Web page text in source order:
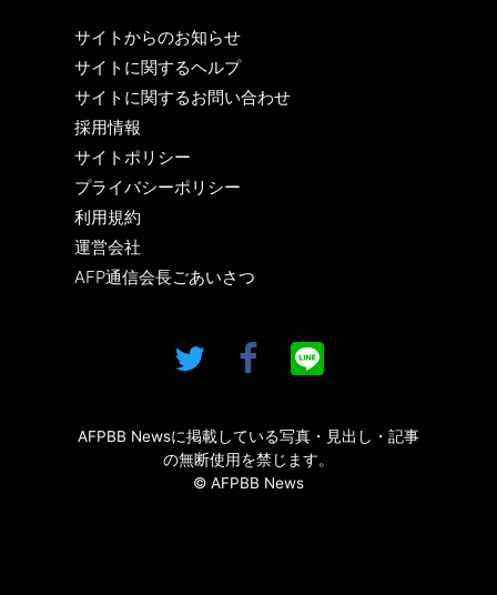
サイトからのお知らせ
サイトに関するヘルプ
サイトに関するお問い合わせ
採用情報
サイトポリシー
プライバシーポリシー
利用規約
運営会社
AFP通信会長ごあいさつ
AFPBB Newsに掲載している写真・見出し・記事
の無断使用を禁じます。
© AFPBB News